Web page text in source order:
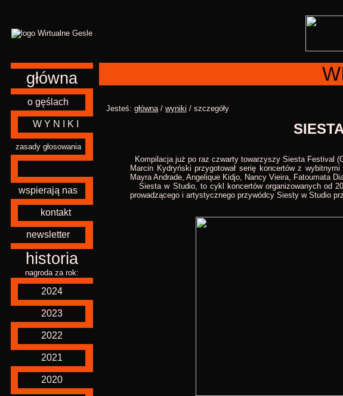
główna
o gęślach
W Y N I K I
zasady głosowania
wspierają nas
kontakt
newsletter
historia
nagroda za rok:
2024
2023
2022
2021
2020
Jesteś: główna/ wyniki / szczegóły
Kompilacja już po raz czwarty towarzyszy Siesta Festival
Marcin Kydryński przygotował serię koncertów z
Mayra Andrade, Angelique Kidjo, Nancy Vieira, Fatoumata
Siesta w Studio, to cykl koncertów organizowanych od
prowadzącego i artystycznego przywódcy Siesty w Studio